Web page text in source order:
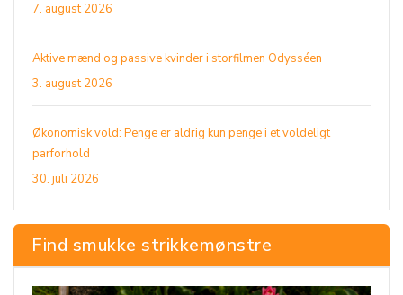
7. august 2026
Aktive mænd og passive kvinder i storfilmen Odysséen
3. august 2026
Økonomisk vold: Penge er aldrig kun penge i et voldeligt
parforhold
30. juli 2026
Find smukke strikkemønstre